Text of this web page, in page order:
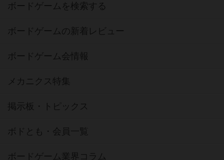
ボードゲームを検索する
ボードゲームの新着レビュー
ボードゲーム会情報
メカニクス特集
掲示板・トピックス
ボドとも・会員一覧
ボードゲーム業界コラム